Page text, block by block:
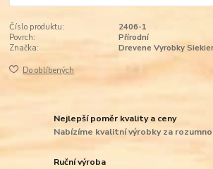
Číslo produktu:
2406-1
Povrch:
Přírodní
Značka:
Drevene Vyrobky
Do oblíbených
Nejlepší poměr kvality a ceny
Nabízíme kvalitní výrobky za
Ruční výroba